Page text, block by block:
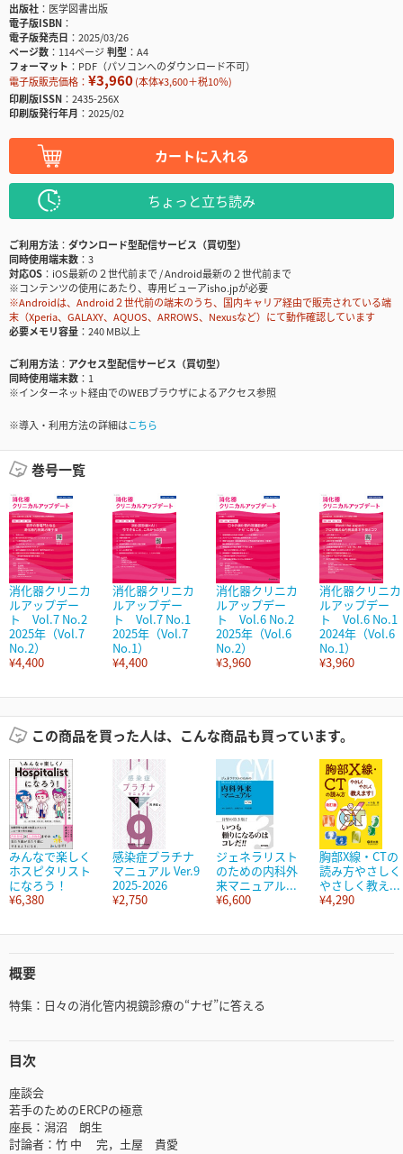
出版社
医学図書出版
電子版ISBN
電子版発売日
2025/03/26
ページ数
114ページ判型
A4
フォーマット
PDF（パソコンへのダウンロード不可）
電子版販売価格： ¥3,960(本体¥3,600＋税10％)
印刷版ISSN
2435-256X
印刷版発行年月
2025/02
カートに入れる
ちょっと立ち読み
ご利用方法
ダウンロード型配信サービス（買切型）
同時使用端末数
3
対応OS
iOS最新の２世代前まで / Android最新の２世代前まで
※コンテンツの使用にあたり、専用ビューアisho.jpが必要
※Androidは、Android２世代前の端末のうち、国内キャリア経由で販売されている端
末（Xperia、GALAXY、AQUOS、ARROWS、Nexusなど）にて動作確認しています
必要メモリ容量
240 MB以上
ご利用方法
アクセス型配信サービス（買切型）
同時使用端末数
1
※インターネット経由でのWEBブラウザによるアクセス参照
※導入・利用方法の詳細はこちら
巻号一覧
消化器クリニカ
ルアップデー
ト Vol.7 No.2
2025年（Vol.7
No.2）
¥4,400
消化器クリニカ
ルアップデー
ト Vol.7 No.1
2025年（Vol.7
No.1）
¥4,400
消化器クリニカ
ルアップデー
ト Vol.6 No.2
2025年（Vol.6
No.2）
¥3,960
消化器クリニカ
ルアップデー
ト Vol.6 No.1
2024年（Vol.6
No.1）
¥3,960
この商品を買った人は、こんな商品も買っています。
みんなで楽しく
ホスピタリスト
になろう！
¥6,380
感染症プラチナ
マニュアル Ver.9
2025-2026
¥2,750
ジェネラリスト
のための内科外
来マニュアル...
¥6,600
胸部X線・CTの
読み方やさしく
やさしく教え...
¥4,290
概要
特集：日々の消化管内視鏡診療の“ナゼ”に答える
目次
座談会
若手のためのERCPの極意
座長：潟沼 朗生
討論者：竹 中 完，土屋 貴愛